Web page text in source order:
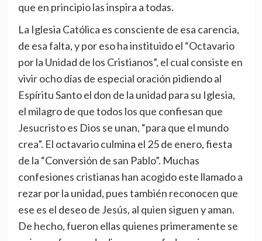
que en principio las inspira a todas.
La Iglesia Católica es consciente de esa carencia,
de esa falta, y por eso ha instituido el “Octavario
por la Unidad de los Cristianos”, el cual consiste en
vivir ocho días de especial oración pidiendo al
Espíritu Santo el don de la unidad para su Iglesia,
el milagro de que todos los que confiesan que
Jesucristo es Dios se unan, “para que el mundo
crea”. El octavario culmina el 25 de enero, fiesta
de la “Conversión de san Pablo”. Muchas
confesiones cristianas han acogido este llamado a
rezar por la unidad, pues también reconocen que
ese es el deseo de Jesús, al quien siguen y aman.
De hecho, fueron ellas quienes primeramente se